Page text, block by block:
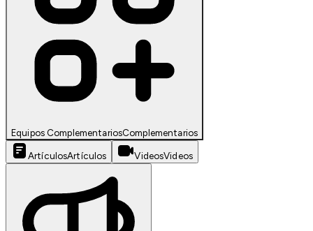
Equipos ComplementariosComplementarios
ArtículosArtículos VideosVideos